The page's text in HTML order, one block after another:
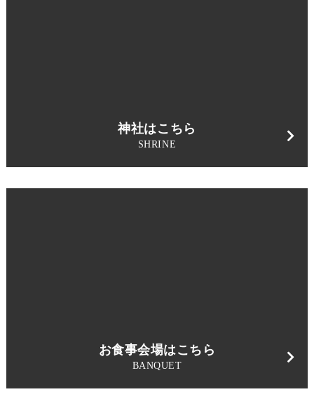
神社はこちら
SHRINE
お食事会場はこちら
BANQUET